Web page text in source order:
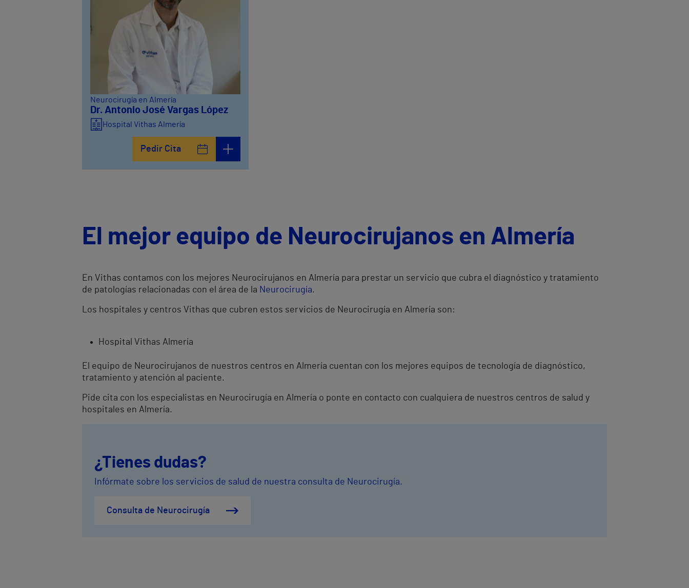
Neurocirugía en Almería
Dr. Antonio José Vargas López
Hospital Vithas Almería
Pedir Cita
El mejor equipo de Neurocirujanos en Almería
En Vithas contamos con los mejores Neurocirujanos en Almería para prestar un servicio que cubra el diagnóstico y tratamiento
de patologías relacionadas con el área de la Neurocirugía.
Los hospitales y centros Vithas que cubren estos servicios de Neurocirugía en Almería son:
Hospital Vithas Almería
El equipo de Neurocirujanos de nuestros centros en Almería cuentan con los mejores equipos de tecnología de diagnóstico,
tratamiento y atención al paciente.
Pide cita con los especialistas en Neurocirugía en Almería o ponte en contacto con cualquiera de nuestros centros de salud y
hospitales en Almería.
¿Tienes dudas?
Infórmate sobre los servicios de salud de nuestra consulta de Neurocirugía.
Consulta de Neurocirugía